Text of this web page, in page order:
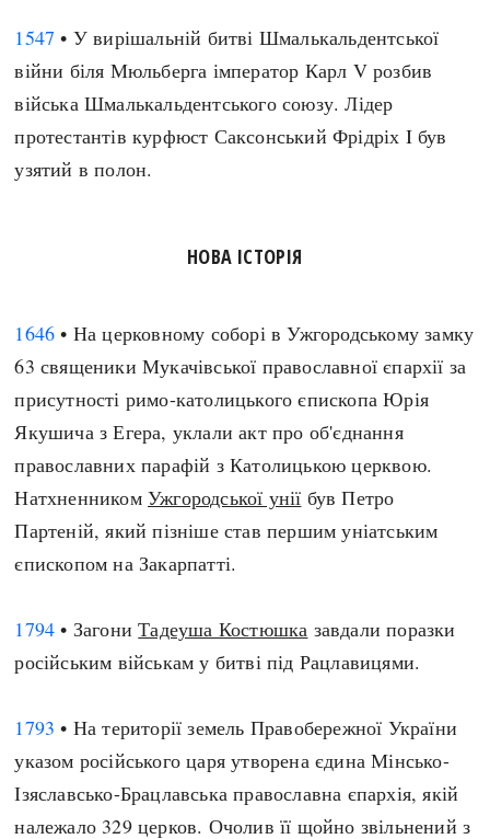
Спорт
Чудеса світу
Регіони
Австралія
Азія
Наш час
Індекси
Нові статті
#Хештеги
1547 • У вирішальній битві Шмалькальдентської
війни біля Мюльберга імператор Карл V розбив
війська Шмалькальдентського союзу. Лідер
протестантів курфюст Саксонський Фрідріх I був
узятий в полон.
НОВА ІСТОРІЯ
1646 • На церковному соборі в Ужгородському замку
63 священики Мукачівської православної єпархії за
присутності римо-католицького єпископа Юрія
Якушича з Егера, уклали акт про об'єднання
православних парафій з Католицькою церквою.
НатхненникомУжгородської унії був Петро
Партеній, який пізніше став першим уніатським
єпископом на Закарпатті.
1794 • ЗагониТадеуша Костюшка завдали поразки
російським військам у битві під Рацлавицями.
1793 • На території земель Правобережної України
указом російського царя утворена єдина Мінсько-
Ізяславсько-Брацлавська православна єпархія, якій
належало 329 церков. Очолив її щойно звільнений з